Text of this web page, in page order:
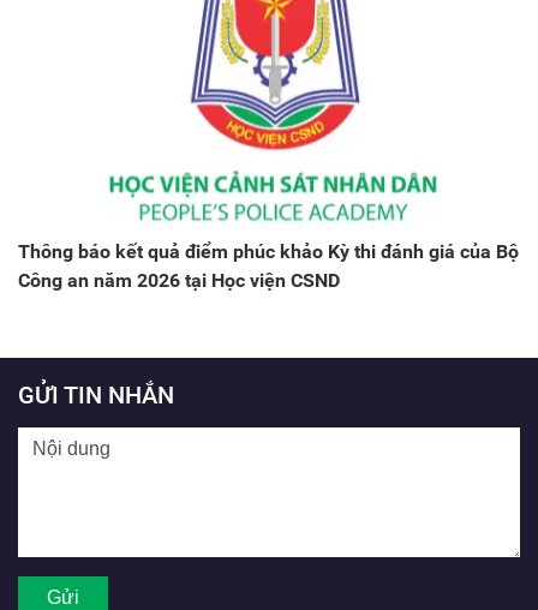
Thông báo kết quả điểm phúc khảo Kỳ thi đánh giá của Bộ
Công an năm 2026 tại Học viện CSND
GỬI TIN NHẮN